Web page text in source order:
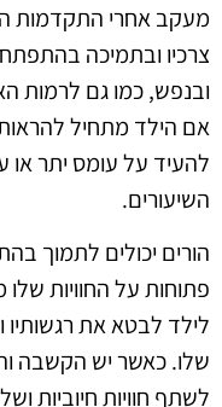
מעקב אחרי התקדמות
צרכיו ובתמיכה
ובנפש, כמו גם לרמות
אם הילד מתחיל להראות
להעיד על עומס יתר או
השיעורים.
הורים יכולים לתמוך
פתוחות על החוויות שלו
לילד לבטא את
שלו. כאשר יש הקשבה
לשתף חוויות חיוביות